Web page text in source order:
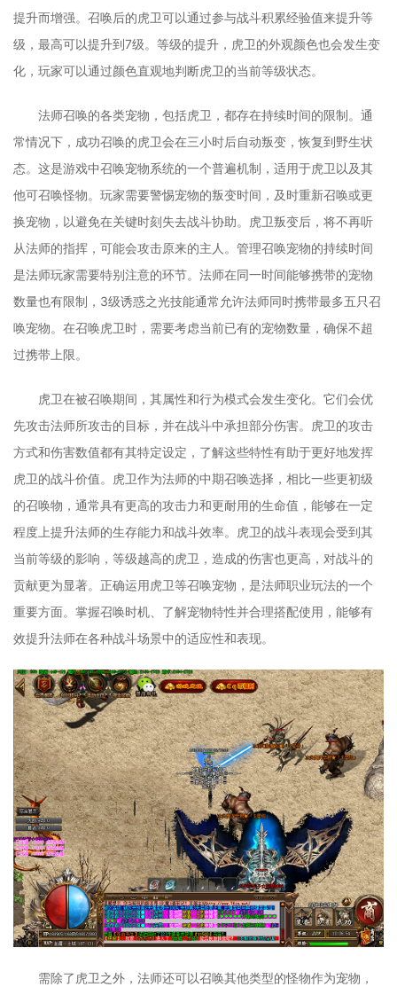
提升而增强。召唤后的虎卫可以通过参与战斗积累经验值来提升等
级，最高可以提升到7级。等级的提升，虎卫的外观颜色也会发生变
化，玩家可以通过颜色直观地判断虎卫的当前等级状态。
法师召唤的各类宠物，包括虎卫，都存在持续时间的限制。通
常情况下，成功召唤的虎卫会在三小时后自动叛变，恢复到野生状
态。这是游戏中召唤宠物系统的一个普遍机制，适用于虎卫以及其
他可召唤怪物。玩家需要警惕宠物的叛变时间，及时重新召唤或更
换宠物，以避免在关键时刻失去战斗协助。虎卫叛变后，将不再听
从法师的指挥，可能会攻击原来的主人。管理召唤宠物的持续时间
是法师玩家需要特别注意的环节。法师在同一时间能够携带的宠物
数量也有限制，3级诱惑之光技能通常允许法师同时携带最多五只召
唤宠物。在召唤虎卫时，需要考虑当前已有的宠物数量，确保不超
过携带上限。
虎卫在被召唤期间，其属性和行为模式会发生变化。它们会优
先攻击法师所攻击的目标，并在战斗中承担部分伤害。虎卫的攻击
方式和伤害数值都有其特定设定，了解这些特性有助于更好地发挥
虎卫的战斗价值。虎卫作为法师的中期召唤选择，相比一些更初级
的召唤物，通常具有更高的攻击力和更耐用的生命值，能够在一定
程度上提升法师的生存能力和战斗效率。虎卫的战斗表现会受到其
当前等级的影响，等级越高的虎卫，造成的伤害也更高，对战斗的
贡献更为显著。正确运用虎卫等召唤宠物，是法师职业玩法的一个
重要方面。掌握召唤时机、了解宠物特性并合理搭配使用，能够有
效提升法师在各种战斗场景中的适应性和表现。
需除了虎卫之外，法师还可以召唤其他类型的怪物作为宠物，